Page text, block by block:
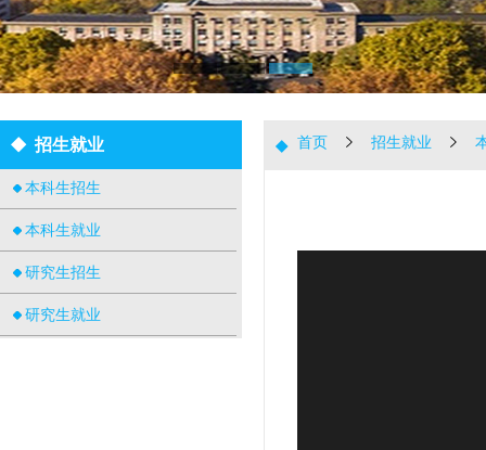
招生就业
本科生招生
本科生就业
研究生招生
研究生就业
首页 招生就业